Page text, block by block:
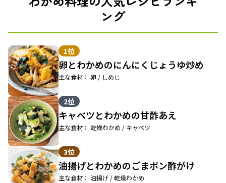
ング
1位
卵とわかめのにんにくじょうゆ炒め
主な食材： 卵 / しめじ
2位
キャベツとわかめの甘酢あえ
主な食材： 乾燥わかめ / キャベツ
3位
油揚げとわかめのごまポン酢がけ
主な食材： 油揚げ / 乾燥わかめ